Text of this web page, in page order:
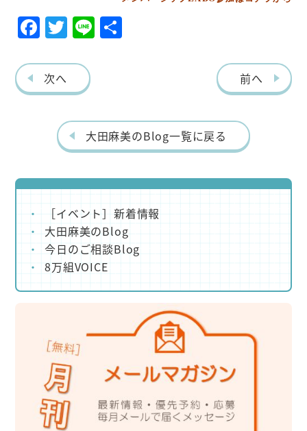
F
eb
o
T
itt
er
Li
次へ 前へ
大田麻美のBlog一覧に戻る
［イベント］新着情報
大田麻美のBlog
今日のご相談Blog
8万組VOICE